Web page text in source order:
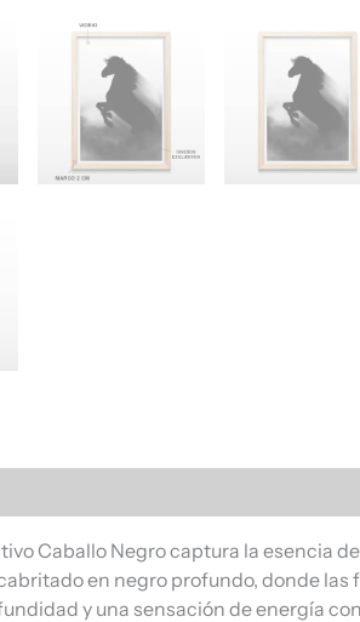
Caballo Negro captura la esencia
en negro profundo, donde
y una sensación de energía